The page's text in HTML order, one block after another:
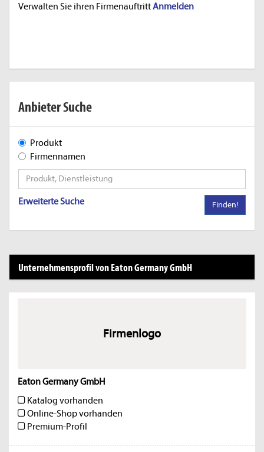
Verwalten Sie ihren FirmenauftrittAnmelden
Anbieter Suche
Produkt
Firmennamen
Erweiterte Suche Finden!
Unternehmensprofil von Eaton Germany GmbH
Firmenlogo
Eaton Germany GmbH
Katalog vorhanden
Online-Shop vorhanden
Premium-Profil